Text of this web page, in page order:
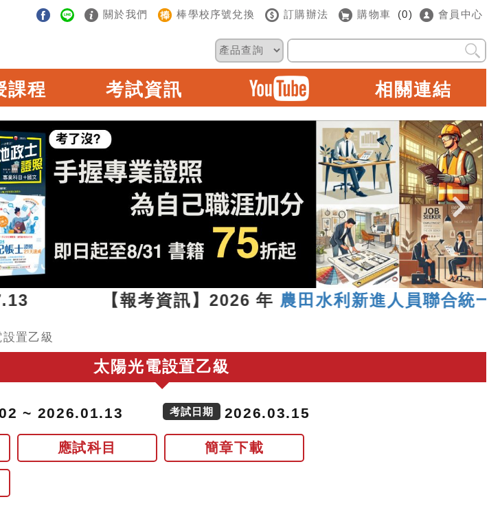
關於我們 棒學校序號兌換 訂購辦法 購物車 (0) 會員中心
課程 考試資訊 相關連結
【報考資訊】2026 年農田水利新進人員聯合統一考試
置乙級
太陽光電設置乙級
~ 2026.01.13 考試日期 2026.03.15
應試科目 簡章下載